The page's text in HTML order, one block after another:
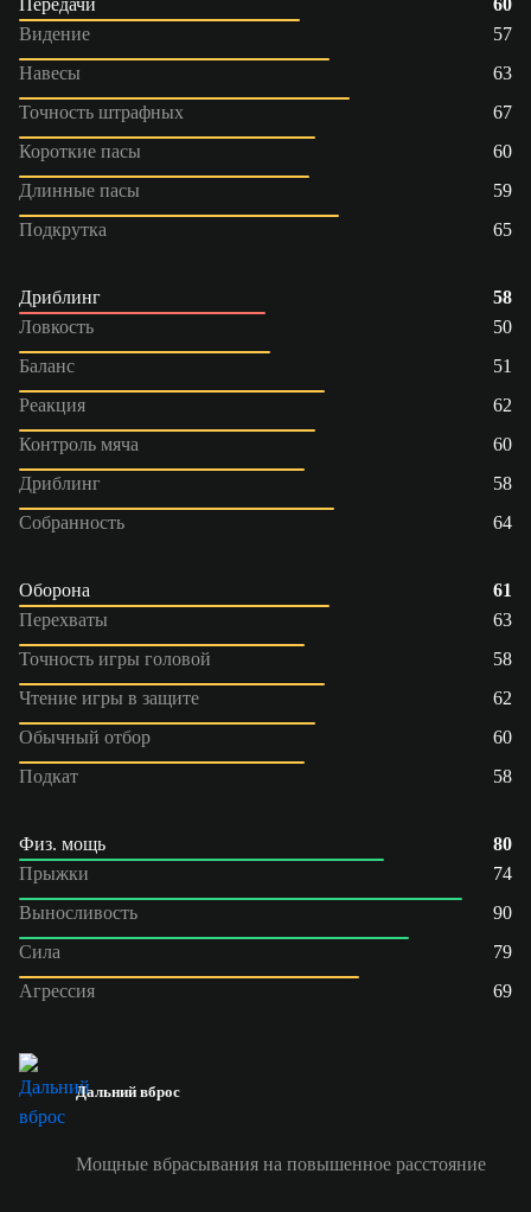
Видение
57
Навесы
63
Точность штрафных
67
Короткие пасы
60
Длинные пасы
59
Подкрутка
65
Дриблинг
58
Ловкость
50
Баланс
51
Реакция
62
Контроль мяча
60
Дриблинг
58
Собранность
64
Оборона
61
Перехваты
63
Точность игры головой
58
Чтение игры в защите
62
Обычный отбор
60
Подкат
58
Физ. мощь
80
Прыжки
74
Выносливость
90
Сила
79
Агрессия
69
Дальний вброс
Мощные вбрасывания на повышенное расстояние